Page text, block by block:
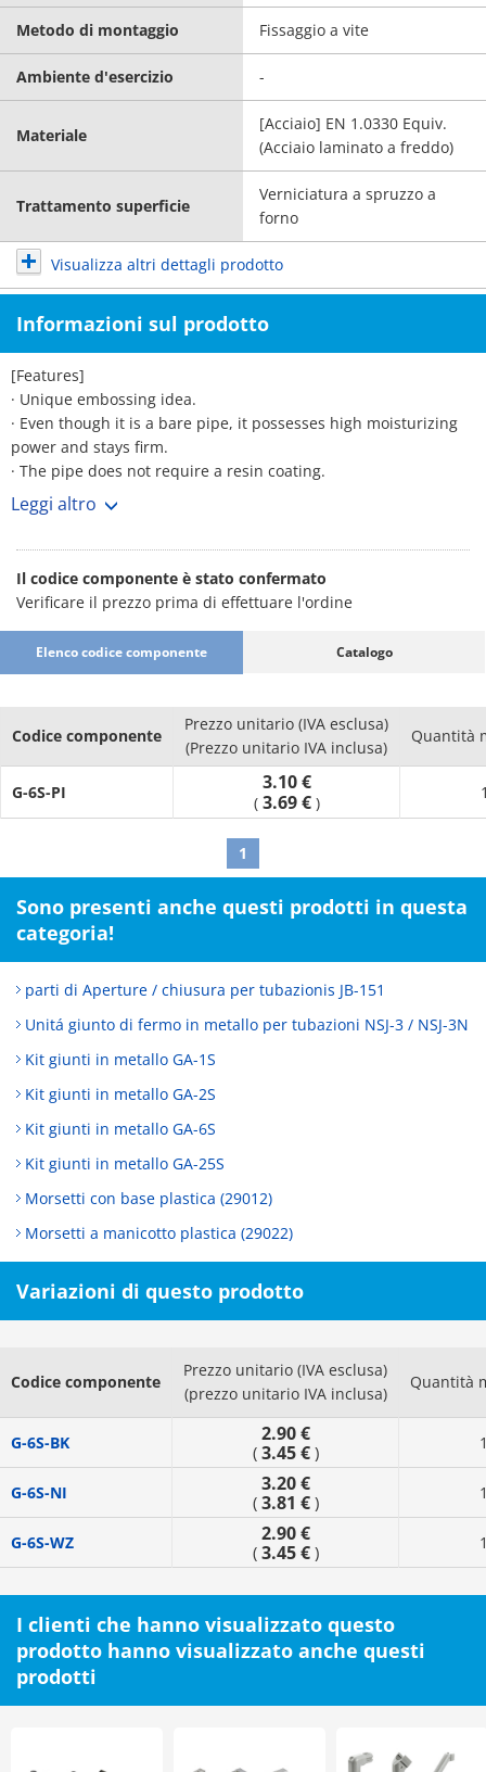
Metodo di montaggio Fissaggio a vite
Ambiente d'esercizio -
Materiale
[Acciaio] EN 1.0330 Equiv.
(Acciaio laminato a freddo)
Trattamento superficie
Verniciatura a spruzzo a
forno
Visualizza altri dettagli prodotto
Informazioni sul prodotto
[Features]
· Unique embossing idea.
· Even though it is a bare pipe, it possesses high moisturizing
power and stays firm.
· The pipe does not require a resin coating.
· The joint force towards the resin pipe increases by
approximately 37. 5%.
Leggi altro
Il codice componente è stato confermato
Verificare il prezzo prima di effettuare l'ordine
Elenco codice componente Catalogo
Codice componente
Prezzo unitario (IVA esclusa)
(Prezzo unitario IVA inclusa)
Quantità
G-6S-PI 3.10 €
( 3.69 € )
1
Sono presenti anche questi prodotti in questa
categoria!
parti di Aperture / chiusura per tubazionis JB-151
Unitá giunto di fermo in metallo per tubazioni NSJ-3 / NSJ-3N
Kit giunti in metallo GA-1S
Kit giunti in metallo GA-2S
Kit giunti in metallo GA-6S
Kit giunti in metallo GA-25S
Morsetti con base plastica (29012)
Morsetti a manicotto plastica (29022)
Variazioni di questo prodotto
Codice componente
Prezzo unitario (IVA esclusa)
(prezzo unitario IVA inclusa)
Quantità
G-6S-BK 2.90 €
( 3.45 €)
G-6S-NI 3.20 €
( 3.81 €)
G-6S-WZ 2.90 €
( 3.45 €)
I clienti che hanno visualizzato questo
prodotto hanno visualizzato anche questi
prodotti